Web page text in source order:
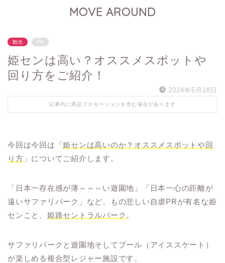
MOVE AROUND
観光 PR
姫センは高い？オススメスポットや
回り方をご紹介！
2024年5月28日
記事内に商品プロモーションを含む場合があります
今回は今回は「姫センは高いのか？オススメスポットや回
り方 」についてご紹介します。
「日本一存在感が薄～～～い遊園地」「日本一心の距離が
遠いサファリパーク」など、もの悲しい自虐PRが有名な姫
センこと、 姫路セントラルパーク 。
サファリパークと遊園地そしてプール（アイススケート）
が楽しめる複合型レジャー施設です。